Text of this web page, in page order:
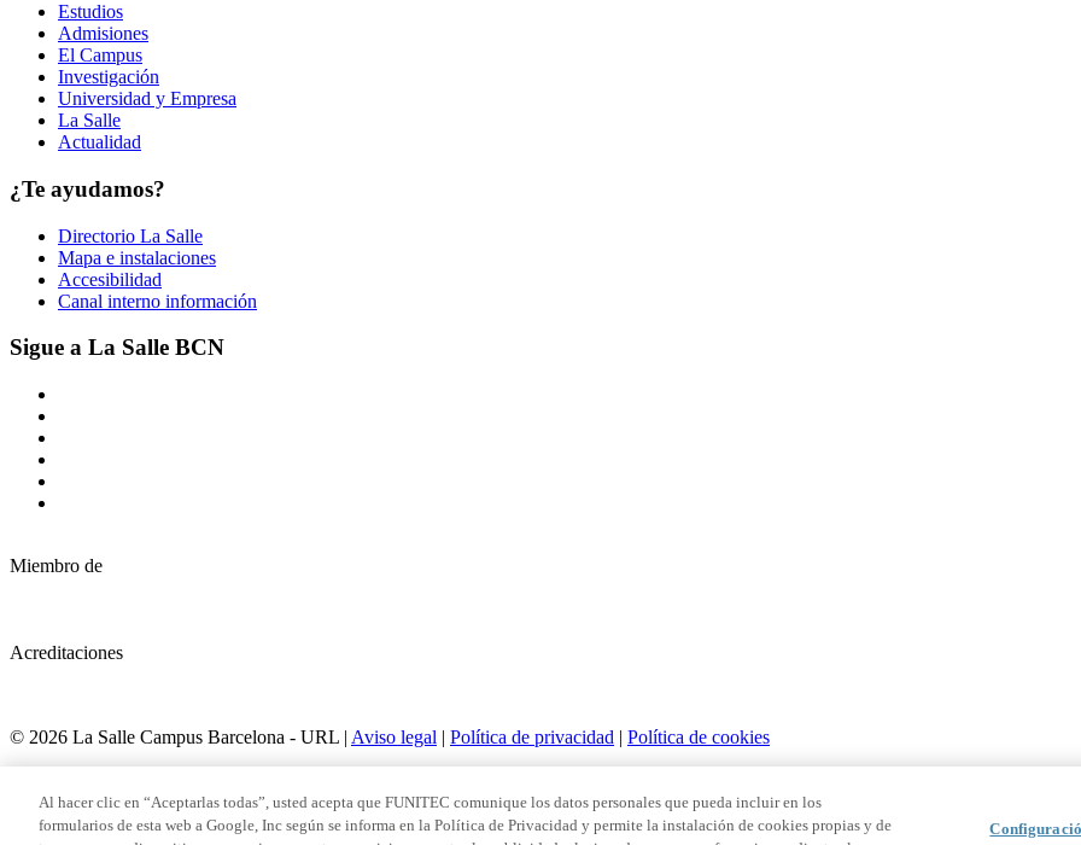
Estudios
Admisiones
El Campus
Investigación
Universidad y Empresa
La Salle
Actualidad
¿Te ayudamos?
Directorio La Salle
Mapa e instalaciones
Accesibilidad
Canal interno información
Sigue a La Salle BCN
Miembro de
Acreditaciones
© 2026 La Salle Campus Barcelona - URL | Aviso legal | Política de privacidad | Política de cookies
Al hacer clic en “Aceptarlas todas”, usted acepta que FUNITEC comunique los datos personales que pueda incluir en los
formularios de esta web a Google, Inc según se informa en la Política de Privacidad y permite la instalación de cookies propias y de